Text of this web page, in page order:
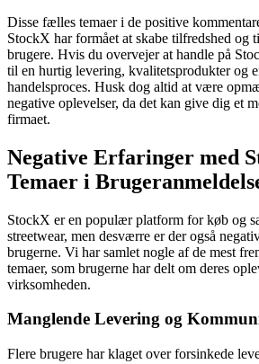
Disse fælles temaer i de positive
StockX har formået at skabe tilfredshed og
brugere. Hvis du overvejer at handle på
til en hurtig levering, kvalitetsprodukter og
handelsproces. Husk dog altid at være
negative oplevelser, da det kan give dig et
firmaet.
Negative Erfaringer med
Temaer i
StockX er en populær platform for køb og
streetwear, men desværre er der også
brugerne. Vi har samlet nogle af de mest
temaer, som brugerne har delt om deres
virksomheden.
Manglende Levering og
Flere brugere har klaget over forsinkede